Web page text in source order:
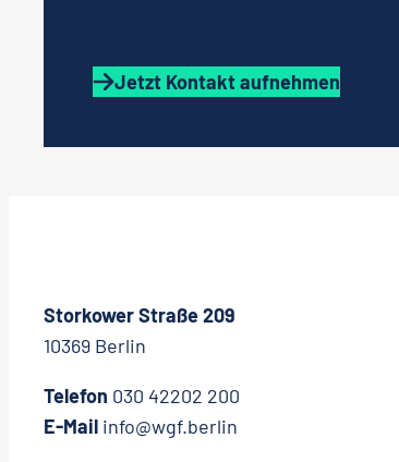
Jetzt Kontakt aufnehmen
Storkower Straße 209
10369 Berlin
Telefon 030 42202 200
E-Mail info@wgf.berlin